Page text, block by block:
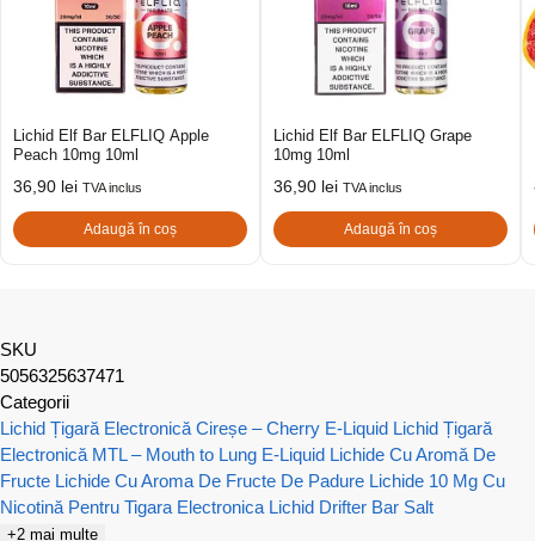
Lichid Elf Bar ELFLIQ Apple
Peach 10mg 10ml
36,90 lei TVA inclus
Adaugă în coș
Lichid Elf Bar ELFLIQ Grape
10mg 10ml
36,90 lei TVA inclus
Adaugă în coș
SKU
5056325637471
Categorii
Lichid Țigară Electronică Cireșe – Cherry E-Liquid Lichid Țigară
Electronică MTL – Mouth to Lung E-Liquid Lichide Cu Aromă De
Fructe Lichide Cu Aroma De Fructe De Padure Lichide 10 Mg Cu
Nicotină Pentru Tigara Electronica Lichid Drifter Bar Salt
+2 mai multe